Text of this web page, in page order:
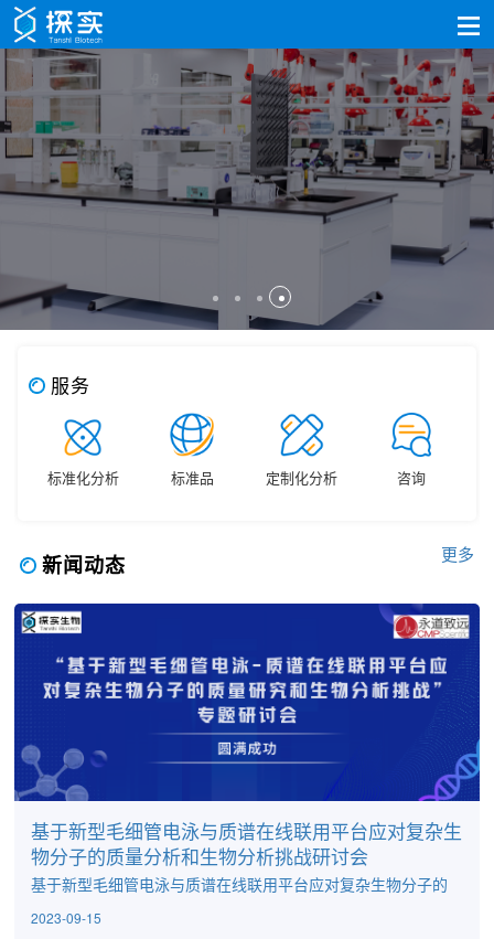
服务
标准化分析 标准品 定制化分析 咨询
新闻动态 更多
基于新型毛细管电泳与质谱在线联用平台应对复杂生
物分子的质量分析和生物分析挑战研讨会
基于新型毛细管电泳与质谱在线联用平台应对复杂生物分子的
午，由探实生物、永道致远共同主办的“基于新型毛细管电泳与
2023-09-15